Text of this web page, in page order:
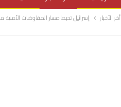
صحة وتغذية
المرأة والحياة أخر الأخبار إسرائيل تحبط مسار المفاوضات الأمنية